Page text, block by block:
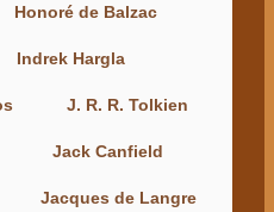
Honoré de Balzac
Indrek Hargla
J. R. R. Tolkien
Jack Canfield
Jacques de Langre